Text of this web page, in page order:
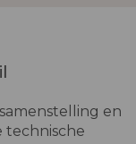
en
technische